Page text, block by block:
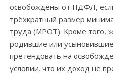
освобождены от НДФЛ,
трёхкратный размер
труда (МРОТ). Кроме того,
родившие или усыновившие
претендовать на
условии, что их доход не